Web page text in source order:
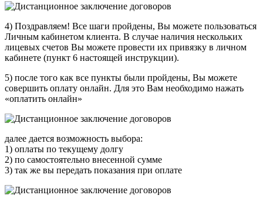
4) Поздравляем! Все шаги пройдены, Вы можете пользоваться
Личным кабинетом клиента. В случае наличия нескольких
лицевых счетов Вы можете провести их привязку в личном
кабинете (пункт 6 настоящей инструкции).
5) после того как все пункты были пройдены, Вы можете
совершить оплату онлайн. Для это Вам необходимо нажать
«оплатить онлайн»
далее дается возможность выбора:
1) оплаты по текущему долгу
2) по самостоятельно внесенной сумме
3) так же вы передать показания при оплате